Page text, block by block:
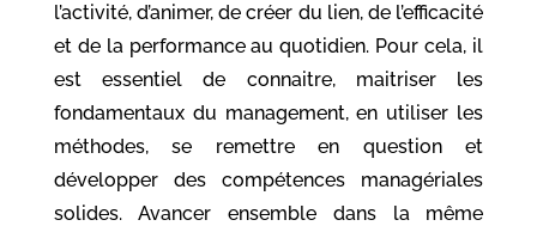
l’activité, d’animer, de créer du lien, de l’efficacité
et de la performance au quotidien. Pour cela, il
est essentiel de connaitre, maitriser les
fondamentaux du management, en utiliser les
méthodes, se remettre en question et
développer des compétences managériales
solides. Avancer ensemble dans la même